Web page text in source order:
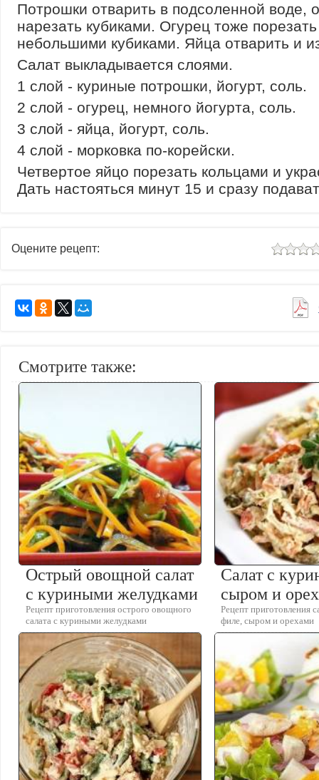
Потрошки отварить в подсоленной воде,
нарезать кубиками. Огурец тоже порезать
небольшими кубиками. Яйца отварить и
Салат выкладывается слоями.
1 слой - куриные потрошки, йогурт, соль.
2 слой - огурец, немного йогурта, соль.
3 слой - яйца, йогурт, соль.
4 слой - морковка по-корейски.
Четвертое яйцо порезать кольцами и
Дать настояться минут 15 и сразу
Оцените рецепт:
Смотрите также:
Острый овощной салат
с куриными желудками
Рецепт приготовления острого овощного
салата с куриными желудками
Салат с
сыром и
Рецепт приготовления
филе, сыром и орехами